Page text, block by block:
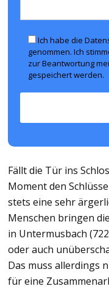
Ich habe die
genommen. Ich
zur Beantwortung
gespeichert werden.
Fällt die Tür ins
Moment den
stets eine sehr
Menschen bringen
in Untermusbach
oder auch
Das muss allerdings
für eine